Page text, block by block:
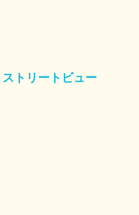
ストリートビュー